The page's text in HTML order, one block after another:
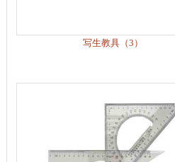
写生教具（3）